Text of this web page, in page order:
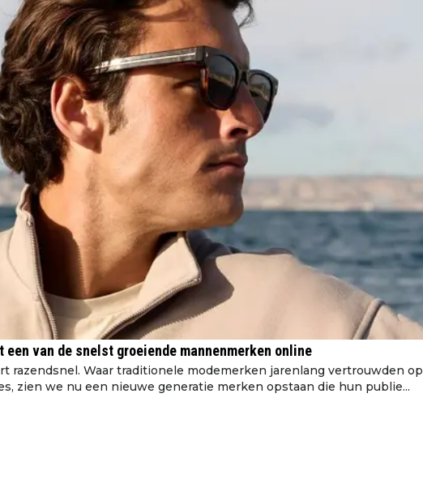
een van de snelst groeiende mannenmerken online
razendsnel. Waar traditionele modemerken jarenlang vertrouwden op
zien we nu een nieuwe generatie merken opstaan die hun publie...